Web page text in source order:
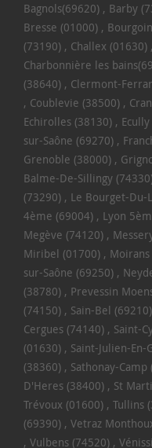
Bagnols(69620)
Barby
Bresse (01000)
(73190)
Challex (01630)
Charbonnière les
(38640)
Clermont-
Coublevie (38500)
Echirolles (38130)
sur-Saône (69270)
Grenoble (38000)
Balme-De-Sillingy
(73290)
Le Bourget-Du-
4ème (69004)
Lyon
Megève (74120)
Miribel (01700)
sur-Saône (69250)
(38780)
Prevessin
(74150)
Sain-Bel (69210)
Cergues (74140)
Saint-
(01630)
Saint-Julien-
(38360)
Sathonay-Camp
D'Heres (38400)
St
Trévoux (01600)
Tullins
(69390)
Vetraz
Vulbens (74520)